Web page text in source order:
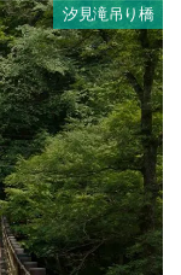
汐見滝吊り橋